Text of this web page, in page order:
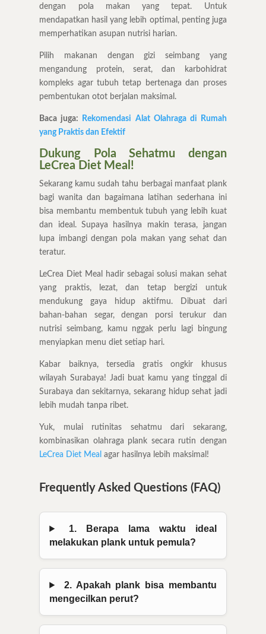
dengan pola makan yang tepat. Untuk
mendapatkan hasil yang lebih optimal, penting juga
memperhatikan asupan nutrisi harian.
Pilih makanan dengan gizi seimbang yang
mengandung protein, serat, dan karbohidrat
kompleks agar tubuh tetap bertenaga dan proses
pembentukan otot berjalan maksimal.
Baca juga:
Rekomendasi Alat Olahraga di Rumah
yang Praktis dan Efektif
Dukung Pola Sehatmu dengan
LeCrea Diet Meal!
Sekarang kamu sudah tahu berbagai manfaat plank
bagi wanita dan bagaimana latihan sederhana ini
bisa membantu membentuk tubuh yang lebih kuat
dan ideal. Supaya hasilnya makin terasa, jangan
lupa imbangi dengan pola makan yang sehat dan
teratur.
LeCrea Diet Meal hadir sebagai solusi makan sehat
yang praktis, lezat, dan tetap bergizi untuk
mendukung gaya hidup aktifmu. Dibuat dari
bahan-bahan segar, dengan porsi terukur dan
nutrisi seimbang, kamu nggak perlu lagi bingung
menyiapkan menu diet setiap hari.
Kabar baiknya, tersedia gratis ongkir khusus
wilayah Surabaya! Jadi buat kamu yang tinggal di
Surabaya dan sekitarnya, sekarang hidup sehat jadi
lebih mudah tanpa ribet.
Yuk, mulai rutinitas sehatmu dari sekarang,
kombinasikan olahraga plank secara rutin dengan
LeCrea Diet Meal agar hasilnya lebih maksimal!
Frequently Asked Questions (FAQ)
1. Berapa lama waktu ideal
melakukan plank untuk pemula?
2. Apakah plank bisa membantu
mengecilkan perut?